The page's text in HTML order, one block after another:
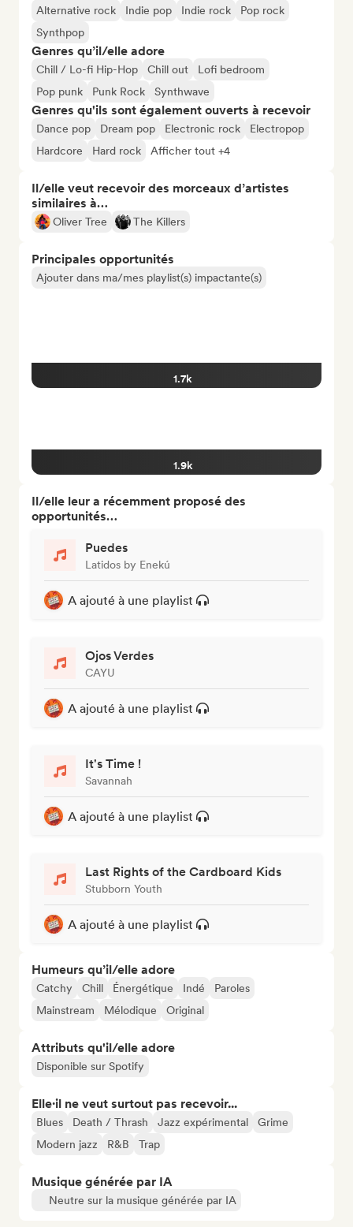
Alternative rock Indie pop Indie rock
Pop rock
Synthpop
Genres qu’il/elle adore
Chill / Lo-fi Hip-Hop Chill out
Lofi bedroom
Pop punk
Punk Rock Synthwave
Genres qu'ils sont également ouverts à recevoir
Dance pop Dream pop Electronic rock
Electropop
Hardcore
Hard rock Afficher tout +4
Il/elle veut recevoir des morceaux d’artistes
similaires à…
Oliver Tree The Killers
Principales opportunités
Ajouter dans ma/mes playlist(s) impactante(s)
1.7k
1.9k
Il/elle leur a récemment proposé des
opportunités…
Puedes
Latidos by Enekú
A ajouté à une playlist
Ojos Verdes
CAYU
A ajouté à une playlist
It's Time !
Savannah
A ajouté à une playlist
Last Rights of the Cardboard Kids
Stubborn Youth
A ajouté à une playlist
Humeurs qu’il/elle adore
Catchy Chill Énergétique Indé
Paroles
Mainstream
Mélodique Original
Attributs qu'il/elle adore
Disponible sur Spotify
Elle·il ne veut surtout pas recevoir...
Blues Death / Thrash Jazz expérimental
Grime
Modern jazz
R&B Trap
Musique générée par IA
Neutre sur la musique générée par IA